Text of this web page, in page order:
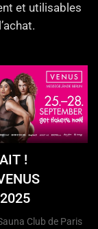
et utilisables
!
Club de Paris